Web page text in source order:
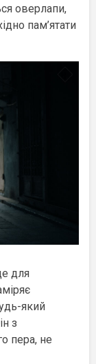
оверлапи,
пам’ятати
для
який
з
пера, не